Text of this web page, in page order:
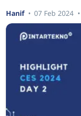
Hanif
07 Feb 2024